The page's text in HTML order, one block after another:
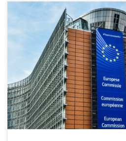
No parece que el fondo de rescate
más lo necesita, ni que vaya a tener